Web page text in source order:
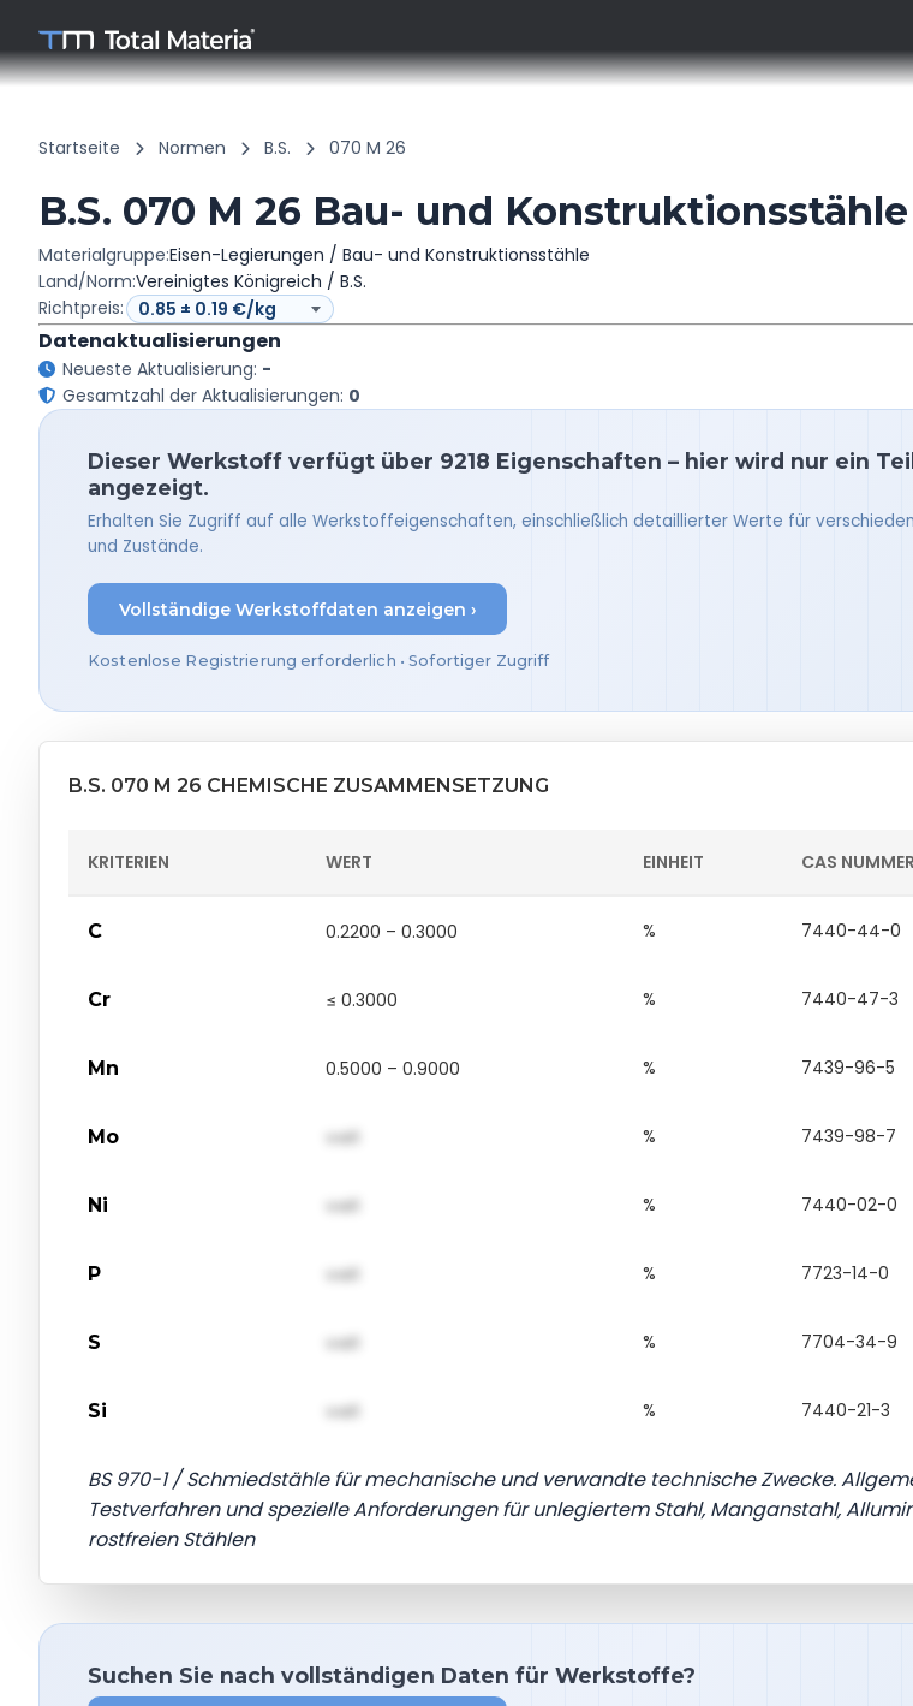
Startseite Normen B.S. 070 M 26
B.S. 070 M 26 Bau- und Konstruktionsstähle
Materialgruppe:Eisen-Legierungen / Bau- und Konstruktionsstähle
Land/Norm:Vereinigtes Königreich / B.S.
Richtpreis:
Datenaktualisierungen
Neueste Aktualisierung: -
Gesamtzahl der Aktualisierungen: 0
Dieser Werkstoff verfügt über 9218 Eigenschaften – hier wird nur ein
angezeigt.
Erhalten Sie Zugriff auf alle Werkstoffeigenschaften, einschließlich detaillierter Werte für
und Zustände.
Vollständige Werkstoffdaten anzeigen ›
Kostenlose Registrierung erforderlich • Sofortiger Zugriff
B.S. 070 M 26 CHEMISCHE ZUSAMMENSETZUNG
KRITERIEN WERT EINHEIT CAS NUMMER
C 0.2200 – 0.3000 % 7440-44-0
Cr ≤ 0.3000 % 7440-47-3
Mn 0.5000 – 0.9000 % 7439-96-5
Mo val1 % 7439-98-7
Ni val1 % 7440-02-0
P val1 % 7723-14-0
S val1 % 7704-34-9
Si val1 % 7440-21-3
BS 970-1 / Schmiedstähle für mechanische und verwandte technische Zwecke.
Testverfahren und spezielle Anforderungen für unlegiertem Stahl, Manganstahl,
rostfreien Stählen
Suchen Sie nach vollständigen Daten für Werkstoffe?